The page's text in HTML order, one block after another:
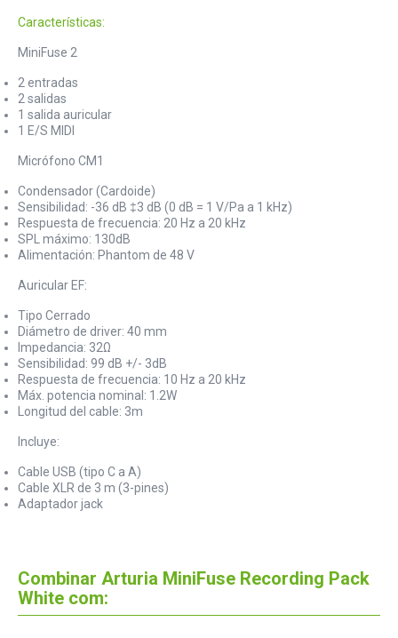
Características:
MiniFuse 2
2 entradas
2 salidas
1 salida auricular
1 E/S MIDI
Micrófono CM1
Condensador (Cardoide)
Sensibilidad: -36 dB ‡3 dB (0 dB = 1 V/Pa a 1 kHz)
Respuesta de frecuencia: 20 Hz a 20 kHz
SPL máximo: 130dB
Alimentación: Phantom de 48 V
Auricular EF:
Tipo Cerrado
Diámetro de driver: 40 mm
Impedancia: 32Ω
Sensibilidad: 99 dB +/- 3dB
Respuesta de frecuencia: 10 Hz a 20 kHz
Máx. potencia nominal: 1.2W
Longitud del cable: 3m
Incluye:
Cable USB (tipo C a A)
Cable XLR de 3 m (3-pines)
Adaptador jack
Combinar Arturia MiniFuse Recording Pack
White com: